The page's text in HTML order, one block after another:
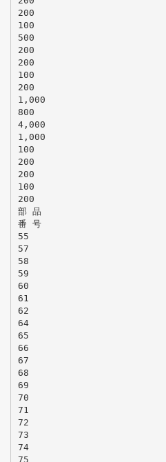
200
100
500
200
200
100
200
1,000
800
4,000
1,000
100
200
200
100
200
部 品
番 号
55
57
58
59
60
61
62
64
65
66
67
68
69
70
71
72
73
74
75